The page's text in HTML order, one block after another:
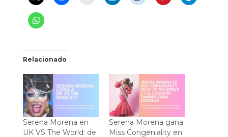
Relacionado
Serena Morena en
UK VS The World: de
Serena Morena gana
Miss Congeniality en